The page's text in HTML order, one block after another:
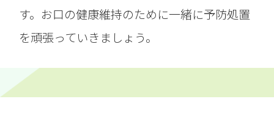
す。お口の健康維持のために一緒に予防処置
を頑張っていきましょう。